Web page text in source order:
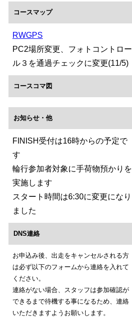
コースマップ
RWGPS
PC2場所変更、フォトコントロー
ル３を通過チェックに変更(11/5)
コースコマ図
お知らせ・他
FINISH受付は16時からの予定で
す
輪行参加者対象に手荷物預かりを
実施します
スタート時間は6:30に変更になり
ました
DNS連絡
お申込み後、出走をキャンセルされる方
は必ず以下のフォームから連絡を入れて
ください。
連絡がない場合、スタッフは参加確認が
できるまで待機する事になるため、連絡
いただきますようお願いします。